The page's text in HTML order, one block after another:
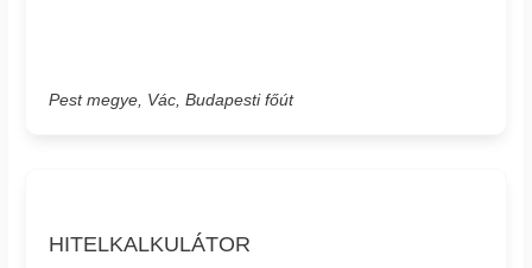
Pest megye, Vác, Budapesti főút
HITELKALKULÁTOR